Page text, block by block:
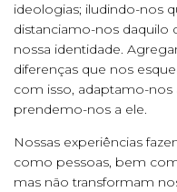
ideologias; iludindo-nos
distanciamo-nos daquilo
nossa identidade.
diferenças que nos
com isso, adaptamo-nos
prendemo-nos a ele.
Nossas experiências
como pessoas, bem
mas não transformam